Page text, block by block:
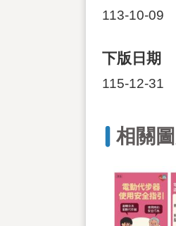
113-10-09
下版日期
115-12-31
相關